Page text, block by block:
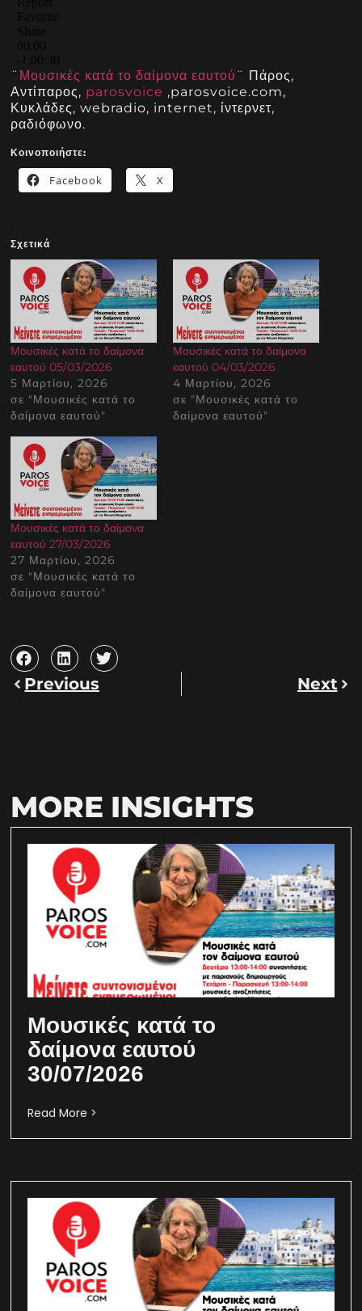
¨ Μουσικές κατά το δαίμονα εαυτού ¨ Πάρος,
Αντίπαρος, parosvoice ,parosvoice.com,
Κυκλάδες, webradio, internet, ίντερνετ,
ραδιόφωνο.
Κοινοποιήστε:
Facebook X
Σχετικά
Μουσικές κατά το δαίμονα
εαυτού 05/03/2026
5 Μαρτίου, 2026
σε "Μουσικές κατά το
δαίμονα εαυτού"
Μουσικές κατά το δαίμονα
εαυτού 04/03/2026
4 Μαρτίου, 2026
σε "Μουσικές κατά το
δαίμονα εαυτού"
Μουσικές κατά το δαίμονα
εαυτού 27/03/2026
27 Μαρτίου, 2026
σε "Μουσικές κατά το
δαίμονα εαυτού"
Previous Next
MORE INSIGHTS
Μουσικές κατά το
δαίμονα εαυτού
30/07/2026
Read More >